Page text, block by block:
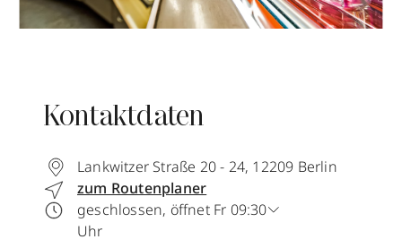
Kontaktdaten
Lankwitzer Straße 20 - 24, 12209 Berlin
zum Routenplaner
geschlossen, öffnet Fr 09:30
Uhr